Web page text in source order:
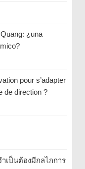
¿una
pour s’adapter
de direction ?
เป็นต้องมีกลไกการ